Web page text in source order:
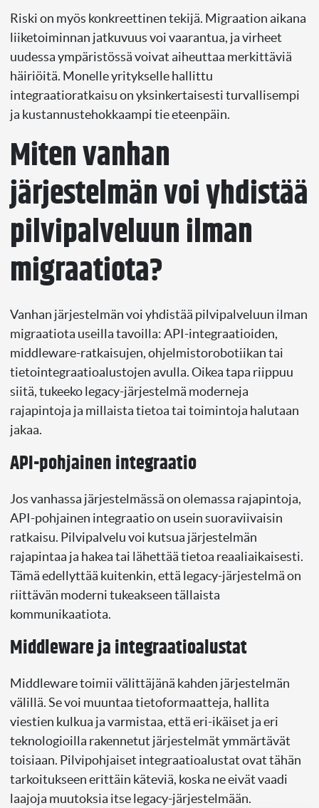
Riski on myös konkreettinen tekijä. Migraation aikana
liiketoiminnan jatkuvuus voi vaarantua, ja virheet
uudessa ympäristössä voivat aiheuttaa merkittäviä
häiriöitä. Monelle yritykselle hallittu
integraatioratkaisu on yksinkertaisesti turvallisempi
ja kustannustehokkaampi tie eteenpäin.
Miten vanhan
järjestelmän voi yhdistää
pilvipalveluun ilman
migraatiota?
Vanhan järjestelmän voi yhdistää pilvipalveluun ilman
migraatiota useilla tavoilla: API-integraatioiden,
middleware-ratkaisujen, ohjelmistorobotiikan tai
tietointegraatioalustojen avulla. Oikea tapa riippuu
siitä, tukeeko legacy-järjestelmä moderneja
rajapintoja ja millaista tietoa tai toimintoja halutaan
jakaa.
API-pohjainen integraatio
Jos vanhassa järjestelmässä on olemassa rajapintoja,
API-pohjainen integraatio on usein suoraviivaisin
ratkaisu. Pilvipalvelu voi kutsua järjestelmän
rajapintaa ja hakea tai lähettää tietoa reaaliaikaisesti.
Tämä edellyttää kuitenkin, että legacy-järjestelmä on
riittävän moderni tukeakseen tällaista
kommunikaatiota.
Middleware ja integraatioalustat
Middleware toimii välittäjänä kahden järjestelmän
välillä. Se voi muuntaa tietoformaatteja, hallita
viestien kulkua ja varmistaa, että eri-ikäiset ja eri
teknologioilla rakennetut järjestelmät ymmärtävät
toisiaan. Pilvipohjaiset integraatioalustat ovat tähän
tarkoitukseen erittäin käteviä, koska ne eivät vaadi
laajoja muutoksia itse legacy-järjestelmään.